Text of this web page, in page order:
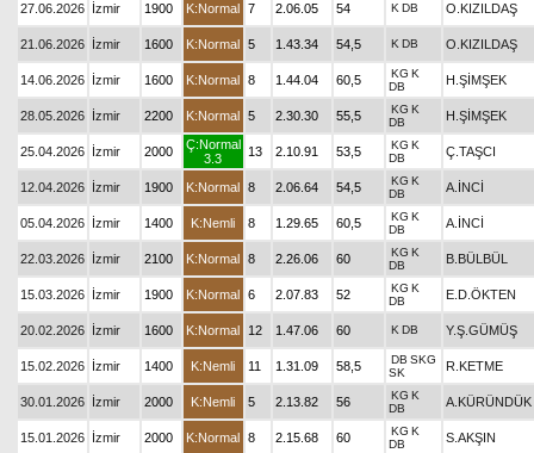
27.06.2026 İzmir 1900 K:Normal 7 2.06.05 54 K DB O.KIZILDAŞ
21.06.2026 İzmir 1600 K:Normal 5 1.43.34 54,5 K DB O.KIZILDAŞ
14.06.2026 İzmir 1600 K:Normal 8 1.44.04 60,5 KG K
DB
H.ŞİMŞEK
28.05.2026 İzmir 2200 K:Normal 5 2.30.30 55,5 KG K
DB
H.ŞİMŞEK
25.04.2026 İzmir 2000
Ç:Normal
3.3
13 2.10.91 53,5 KG K
DB
Ç.TAŞCI
12.04.2026 İzmir 1900 K:Normal 8 2.06.64 54,5 KG K
DB
A.İNCİ
05.04.2026 İzmir 1400 K:Nemli 8 1.29.65 60,5 KG K
DB
A.İNCİ
22.03.2026 İzmir 2100 K:Normal 8 2.26.06 60 KG K
DB
B.BÜLBÜL
15.03.2026 İzmir 1900 K:Normal 6 2.07.83 52 KG K
DB
E.D.ÖKTEN
20.02.2026 İzmir 1600 K:Normal 12 1.47.06 60 K DB Y.Ş.GÜMÜŞ
15.02.2026 İzmir 1400 K:Nemli 11 1.31.09 58,5 DB SKG
SK
R.KETME
30.01.2026 İzmir 2000 K:Nemli 5 2.13.82 56 KG K
DB
A.KÜRÜNDÜK
15.01.2026 İzmir 2000 K:Normal 8 2.15.68 60 KG K
DB
S.AKŞIN